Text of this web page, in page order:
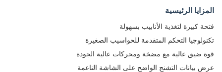
المزايا الرئيسية
فتحة كبيرة لتغذية الأنابيب بسهولة
تكنولوجيا التحكم المتقدمة للحواسيب الصغيرة
قوة ضيق عالية مع مضخة ومحركات عالية الجودة
عرض بيانات التشنج الواضح على الشاشة الناعمة